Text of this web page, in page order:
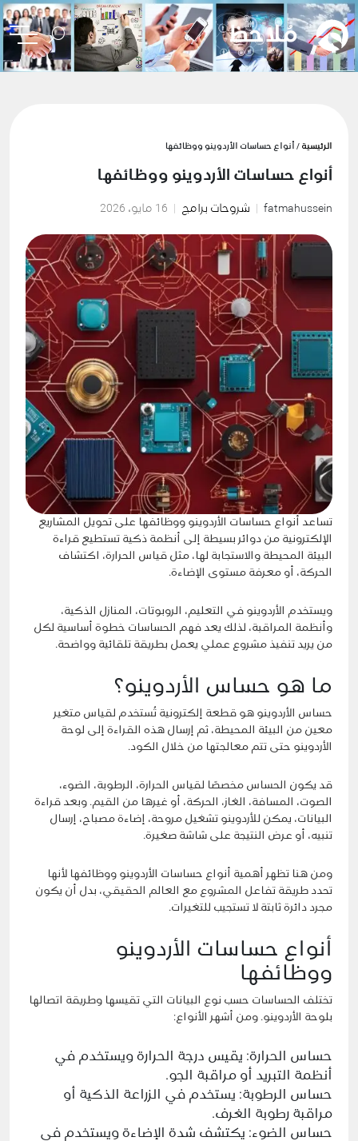
الرئيسية / أنواع حساسات الأردوينو ووظائفها
أنواع حساسات الأردوينو ووظائفها
fatmahussein شروحات برامج 16 مايو، 2026
تساعد أنواع حساسات الأردوينو ووظائفها على تحويل المشاريع
الإلكترونية من دوائر بسيطة إلى أنظمة ذكية تستطيع قراءة
البيئة المحيطة والاستجابة لها، مثل قياس الحرارة، اكتشاف
الحركة، أو معرفة مستوى الإضاءة.
ويستخدم الأردوينو في التعليم، الروبوتات، المنازل الذكية،
وأنظمة المراقبة، لذلك يعد فهم الحساسات خطوة أساسية لكل
من يريد تنفيذ مشروع عملي يعمل بطريقة تلقائية وواضحة.
ما هو حساس الأردوينو؟
حساس الأردوينو هو قطعة إلكترونية تُستخدم لقياس متغير
معين من البيئة المحيطة، ثم إرسال هذه القراءة إلى لوحة
الأردوينو حتى تتم معالجتها من خلال الكود.
قد يكون الحساس مخصصًا لقياس الحرارة، الرطوبة، الضوء،
الصوت، المسافة، الغاز، الحركة، أو غيرها من القيم. وبعد قراءة
البيانات، يمكن للأردوينو تشغيل مروحة، إضاءة مصباح، إرسال
تنبيه، أو عرض النتيجة على شاشة صغيرة.
ومن هنا تظهر أهمية أنواع حساسات الأردوينو ووظائفها لأنها
تحدد طريقة تفاعل المشروع مع العالم الحقيقي، بدل أن يكون
مجرد دائرة ثابتة لا تستجيب للتغيرات.
أنواع حساسات الأردوينو
ووظائفها
تختلف الحساسات حسب نوع البيانات التي تقيسها وطريقة اتصالها
بلوحة الأردوينو. ومن أشهر الأنواع:
حساس الحرارة: يقيس درجة الحرارة ويستخدم في
أنظمة التبريد أو مراقبة الجو.
حساس الرطوبة: يستخدم في الزراعة الذكية أو
مراقبة رطوبة الغرف.
حساس الضوء: يكتشف شدة الإضاءة ويستخدم في